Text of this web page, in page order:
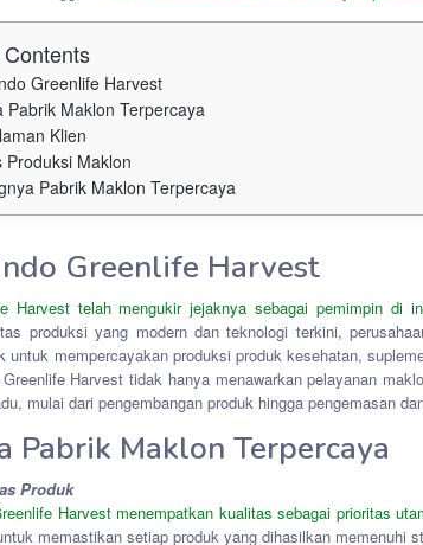
Greenlife Harvest
Pabrik Maklon Terpercaya
Klien
Produksi Maklon
Pabrik Maklon Terpercaya
Greenlife Harvest
Harvest telah mengukir jejaknya sebagai pemimpin di
produksi yang modern dan teknologi terkini,
untuk mempercayakan produksi produk kesehatan,
Harvest tidak hanya menawarkan pelayanan
mulai dari pengembangan produk hingga pengemasan
Pabrik Maklon Terpercaya
Produk
Harvest menempatkan kualitas sebagai prioritas
memastikan setiap produk yang dihasilkan memenuhi